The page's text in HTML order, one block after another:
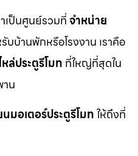
เป็นศูนย์รวมที่จำหน่าย
บบ้านพักหรือโรงงาน เราคือ
ล่ประตูรีโมท ที่ใหญ่ที่สุดใน
น
มอเตอร์ประตูรีโมทให้ถึงที่